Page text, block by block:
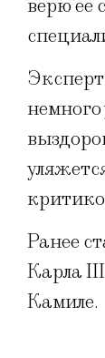
верю ее
Ранее
Карла III
Камиле.